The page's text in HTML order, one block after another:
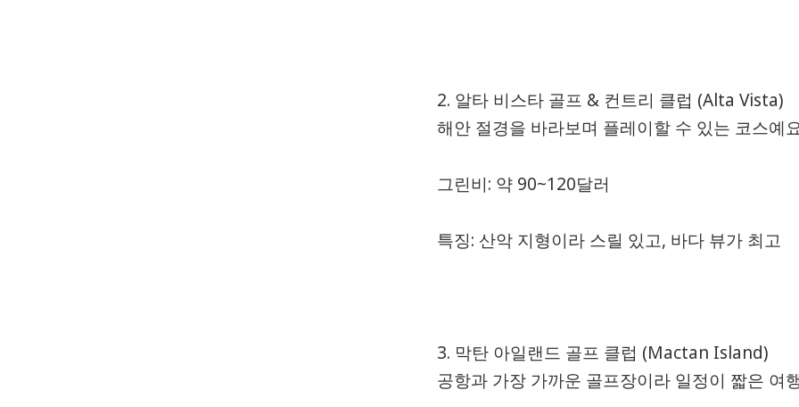
2. 알타 비스타 골프 & 컨트리 클럽 (Alta Vista)
해안 절경을 바라보며 플레이할 수 있는 코스예
그린비: 약 90~120달러
특징: 산악 지형이라 스릴 있고, 바다 뷰가 최고
3. 막탄 아일랜드 골프 클럽 (Mactan Island)
공항과 가장 가까운 골프장이라 일정이 짧은 여